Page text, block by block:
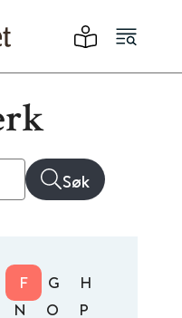
Søk
F G
H
N O
P